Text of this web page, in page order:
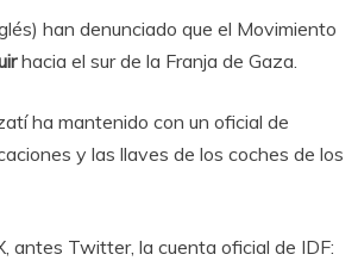
han denunciado que el Movimiento
hacia el sur de la Franja de Gaza.
ha mantenido con un oficial de
y las llaves de los coches de los
antes Twitter, la cuenta oficial de IDF: